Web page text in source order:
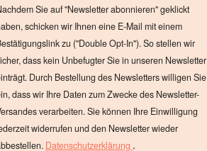
Sie auf "Newsletter abonnieren" geklickt
schicken wir Ihnen eine E-Mail mit einem
zu ("Double Opt-In"). So stellen wir
dass kein Unbefugter Sie in unseren Newsletter
Durch Bestellung des Newsletters willigen Sie
dass wir Ihre Daten zum Zwecke des Newsletter-
verarbeiten. Sie können Ihre Einwilligung
widerrufen und den Newsletter wieder
Datenschutzerklärung .